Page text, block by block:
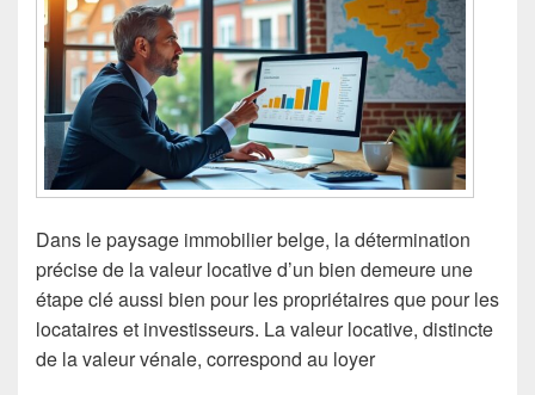
Dans le paysage immobilier belge, la détermination
précise de la valeur locative d’un bien demeure une
étape clé aussi bien pour les propriétaires que pour les
locataires et investisseurs. La valeur locative, distincte
de la valeur vénale, correspond au loyer